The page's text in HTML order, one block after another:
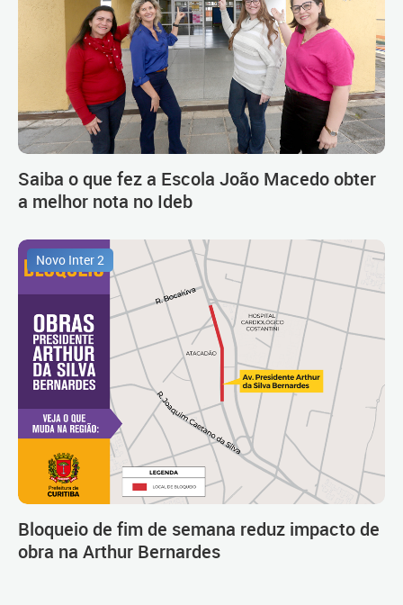
Saiba o que fez a Escola João Macedo obter
a melhor nota no Ideb
Novo Inter 2
Bloqueio de fim de semana reduz impacto de
obra na Arthur Bernardes